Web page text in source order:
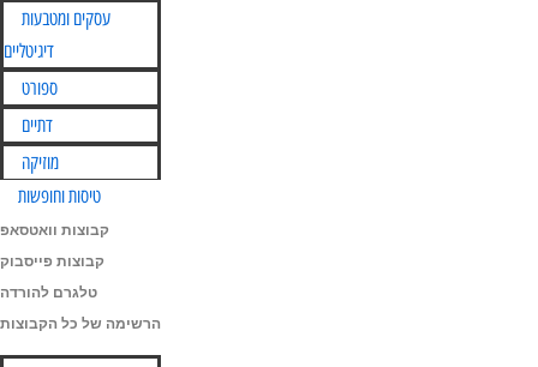
עסקים ומטבעות
דיגיטליים
ספורט
דתיים
מוזיקה
טיסות וחופשות
קבוצות וואטסאפ
קבוצות פייסבוק
טלגרם להורדה
הרשימה של כל הקבוצות